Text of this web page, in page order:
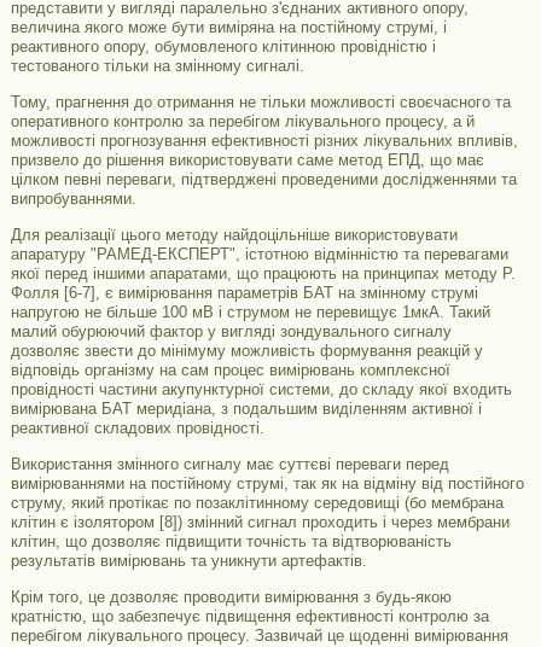
представити у вигляді паралельно з'єднаних активного опору,
величина якого може бути виміряна на постійному струмі, і
реактивного опору, обумовленого клітинною провідністю і
тестованого тільки на змінному сигналі.
Тому, прагнення до отримання не тільки можливості своєчасного та
оперативного контролю за перебігом лікувального процесу, а й
можливості прогнозування ефективності різних лікувальних впливів,
призвело до рішення використовувати саме метод ЕПД, що має
цілком певні переваги, підтверджені проведеними дослідженнями та
випробуваннями.
Для реалізації цього методу найдоцільніше використовувати
апаратуру "РАМЕД-ЕКСПЕРТ", істотною відмінністю та перевагами
якої перед іншими апаратами, що працюють на принципах методу Р.
Фолля [6-7], є вимірювання параметрів БАТ на змінному струмі
напругою не більше 100 мВ і струмом не перевищує 1мкА. Такий
малий обурюючий фактор у вигляді зондувального сигналу
дозволяє звести до мінімуму можливість формування реакцій у
відповідь організму на сам процес вимірювань комплексної
провідності частини акупунктурної системи, до складу якої входить
вимірювана БАТ меридіана, з подальшим виділенням активної і
реактивної складових провідності.
Використання змінного сигналу має суттєві переваги перед
вимірюваннями на постійному струмі, так як на відміну від постійного
струму, який протікає по позаклітинному середовищі (бо мембрана
клітин є ізолятором [8]) змінний сигнал проходить і через мембрани
клітин, що дозволяє підвищити точність та відтворюваність
результатів вимірювань та уникнути артефактів.
Крім того, це дозволяє проводити вимірювання з будь-якою
кратністю, що забезпечує підвищення ефективності контролю за
перебігом лікувального процесу. Зазвичай це щоденні вимірювання